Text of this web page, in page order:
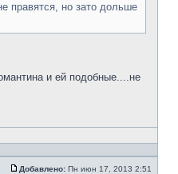
правятся, но зато дольше
и ей подобные....не
Добавлено: Пн июн 17, 2013 2:51